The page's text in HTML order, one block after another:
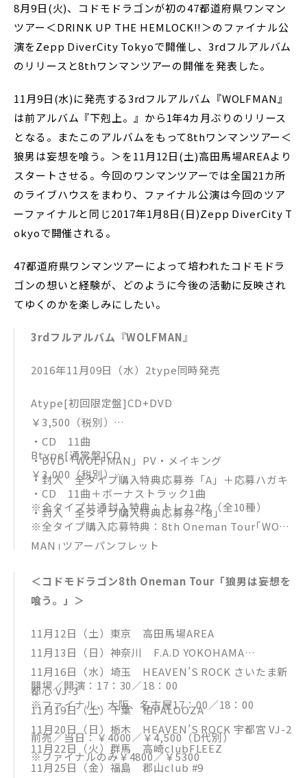
8月9日(火)、コドモドラゴンが初の47都道府県ワンマン
ツアー＜DRINK UP THE HEMLOCK!!＞のファイナル公
演をZepp DiverCity Tokyoで開催し、3rdフルアルバム
のリリースと8thワンマンツアーの開催を発表した。
11月9日(水)に発売する3rdフルアルバム『WOLFMAN』
は前アルバム『下剋上。』から1年4カ月ぶりのリリース
となる。またこのアルバムをもって8thワンマンツアー＜
狼男は妄想を喰う。＞を11月12日(土)高田馬場AREAより
スタートさせる。今回のワンマンツアーでは全国21カ所
のライブハウスをまわり、ファイナル公演は今回のツア
ーファイナルと同じ2017年1月8日(日)Zepp DiverCity T
okyoで開催される。
47都道府県ワンマンツアーによって培われたコドモドラ
ゴンの想いと経験が、どのように今後の活動に反映され
てゆくのかを楽しみにしたい。
3rdフルアルバム『WOLFMAN』
2016年11月09日（水）2type同時発売
Atype[初回限定盤]CD+DVD
￥3,500（税別）
・CD 11曲
・DVD「WOLFMAN」PV・メイキング
・封入 全タイプ購入特典応募券「A」＋応募ハガキ
Btype[通常盤]CD
￥3,000（税別）
・CD 11曲＋ボーナストラック1曲
・封入 全タイプ購入特典応募券「B」
※全タイプ共通封入特典：トレカ2枚（全10種）
※全タイプ購入応募特典：8th Oneman Tour｢WOLF
MAN｣ツアーパンフレット
＜コドモドラゴン8th Oneman Tour「狼男は妄想を
喰う。」＞
11月12日（土）東京 高田馬場AREA
11月13日（日）神奈川 F.A.D YOKOHAMA
11月16日（水）埼玉 HEAVEN’S ROCK さいたま新
都心 VJ-3
11月19日（土）千葉 柏PALOOZA
11月20日（日）栃木 HEAVEN’S ROCK 宇都宮 VJ-2
11月22日（火）群馬 高崎clubFLEEZ
11月25日（金）福島 郡山club #9
開場／開演：17：30／18：00
※ファイナル、大阪、名古屋17：00／18：00
前売／当日：￥4000／￥4,500（D代別）
※ファイナルのみ￥4800／￥5300